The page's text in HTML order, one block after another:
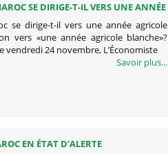
SE DIRIGE-T-IL VERS UNE ANNÉE
se dirige-t-il vers une année agricole
vers «une année agricole blanche»?
vendredi 24 novembre, L’Économiste
Savoir plus...
EN ÉTAT D’ALERTE